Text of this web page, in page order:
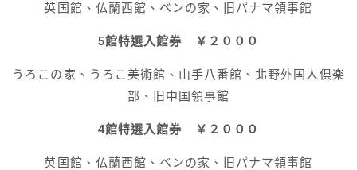
英国館、仏蘭西館、ベンの家、旧パナマ領事館
5館特選入館券 ￥２０００
うろこの家、うろこ美術館、山手八番館、北野外国人倶楽
部、旧中国領事館
4館特選入館券 ￥２０００
英国館、仏蘭西館、ベンの家、旧パナマ領事館